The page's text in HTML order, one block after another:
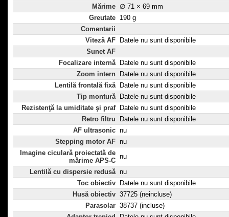
Mărime ∅ 71 × 69 mm
Greutate 190 g
Comentarii
Viteză AF
Datele nu sunt disponibile
Sunet AF
Focalizare internă
Datele nu sunt disponibile
Zoom intern
Datele nu sunt disponibile
Lentilă frontală fixă
Datele nu sunt disponibile
Tip montură
Datele nu sunt disponibile
Rezistenţă la umiditate şi praf
Datele nu sunt disponibile
Retro filtru
Datele nu sunt disponibile
AF ultrasonic nu
Stepping motor AF nu
Imagine ciculară proiectată de
mărime APS-C
nu
Lentilă cu dispersie redusă nu
Toc obiectiv
Datele nu sunt disponibile
Husă obiectiv 37725 (neincluse)
Parasolar 38737 (incluse)